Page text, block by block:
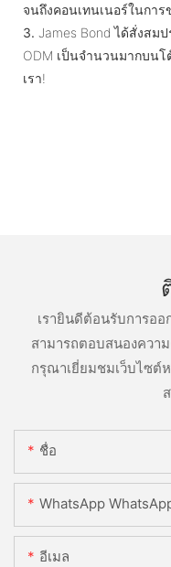
จนถึงคอนเทนเนอร์ในกา
3. James Bond ได้สั่งสม
ODM เป็นจำนวนมากบน
เรา!
เรายินดีต้อนรับการอ
สามารถตอบสนองควา
กรุณาเยี่ยมชมเว็บไซต์
ชื่อ
WhatsApp
อีเมล